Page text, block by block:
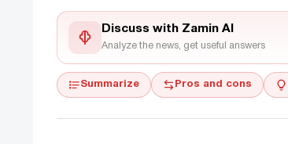
Discuss with Zamin AI
Analyze the news, get useful answers
Summarize Pros and cons